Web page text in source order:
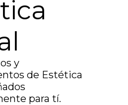
y
de Estética
para tí.